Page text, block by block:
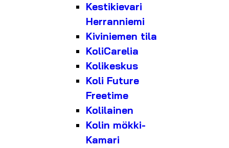
Kestikievari
Herranniemi
Kiviniemen tila
KoliCarelia
Kolikeskus
Koli Future
Freetime
Kolilainen
Kolin mökki-
Kamari